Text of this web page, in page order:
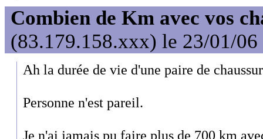
Combien de Km avec vos
(83.179.158.xxx) le 23/01/06
Ah la durée de vie d'une paire de
Personne n'est pareil.
Je n'ai jamais pu faire plus de 700 km